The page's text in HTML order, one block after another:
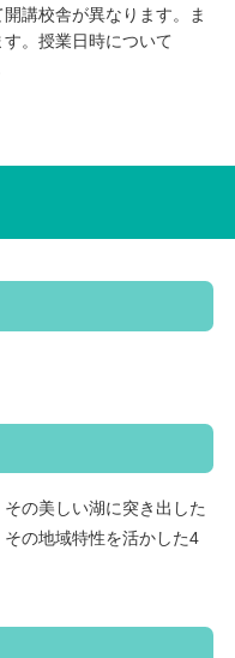
講校舎が異なります。ま
。授業日時について
の美しい湖に突き出した
の地域特性を活かした4